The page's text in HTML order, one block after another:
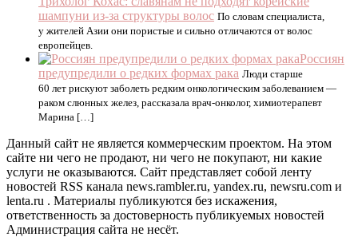
шампуни из-за структуры волос По словам специалиста,
у жителей Азии они пористые и сильно отличаются от волос
европейцев.
Россиян
предупредили о редких формах рака Люди старше
60 лет рискуют заболеть редким онкологическим заболеванием —
раком слюнных желез, рассказала врач-онколог, химиотерапевт
Марина […]
Данный сайт не является коммерческим проектом. На этом
сайте ни чего не продают, ни чего не покупают, ни какие
услуги не оказываются. Сайт представляет собой ленту
новостей RSS канала news.rambler.ru, yandex.ru, newsru.com и
lenta.ru . Материалы публикуются без искажения,
ответственность за достоверность публикуемых новостей
Администрация сайта не несёт.